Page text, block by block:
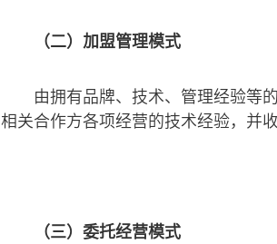
（二）加盟管理模式
由拥有品牌、技术、管理经验等
相关合作方各项经营的技术经验，并
（三）委托经营模式